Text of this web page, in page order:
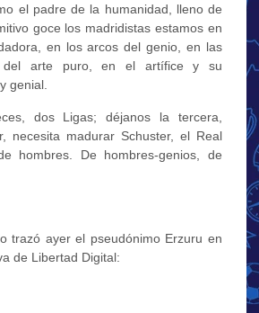
el padre de la humanidad, lleno de
goce los madridistas estamos en
en los arcos del genio, en las
del arte puro, en el artífice y su
genial.
dos Ligas; déjanos la tercera,
necesita madurar Schuster, el Real
hombres. De hombres-genios, de
trazó ayer el pseudónimo Erzuru en
de Libertad Digital: